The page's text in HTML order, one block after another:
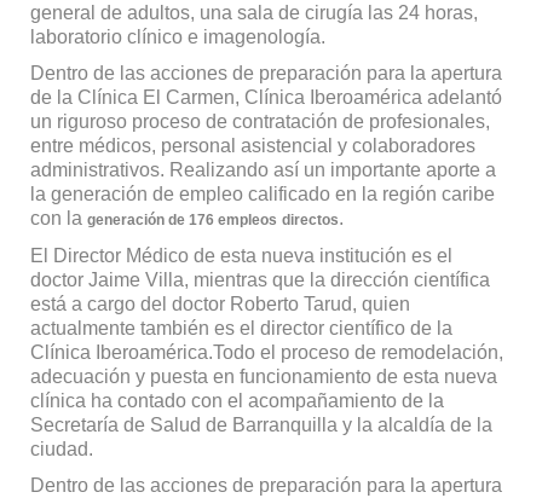
general de adultos, una sala de cirugía las 24 horas,
laboratorio clínico e imagenología.
Dentro de las acciones de preparación para la apertura
de la Clínica El Carmen, Clínica Iberoamérica adelantó
un riguroso proceso de contratación de profesionales,
entre médicos, personal asistencial y colaboradores
administrativos. Realizando así un importante aporte a
la generación de empleo calificado en la región caribe
con la generación de 176 empleos directos.
El Director Médico de esta nueva institución es el
doctor Jaime Villa, mientras que la dirección científica
está a cargo del doctor Roberto Tarud, quien
actualmente también es el director científico de la
Clínica Iberoamérica.Todo el proceso de remodelación,
adecuación y puesta en funcionamiento de esta nueva
clínica ha contado con el acompañamiento de la
Secretaría de Salud de Barranquilla y la alcaldía de la
ciudad.
Dentro de las acciones de preparación para la apertura